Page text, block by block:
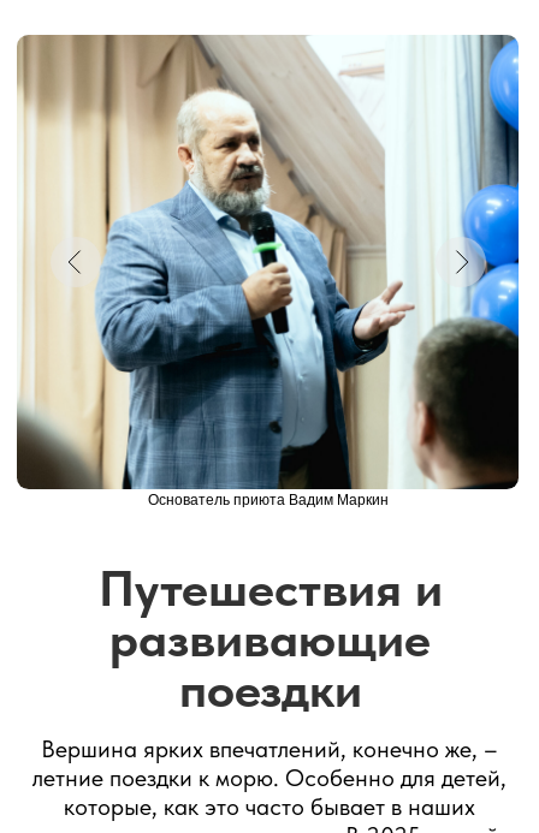
Основатель приюта Вадим Маркин
Выступление девочек
Планы на 2026 год